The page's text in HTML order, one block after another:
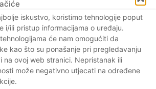
iskustvo, koristimo tehnologije poput
i/ili pristup informacijama o uređaju.
će nam omogućiti da
kao što su ponašanje pri pregledavanju
na ovoj web stranici. Nepristanak ili
može negativno utjecati na određene